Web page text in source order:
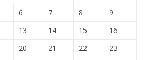
6 7 8
9
13 14 15
16
20 21 22
23